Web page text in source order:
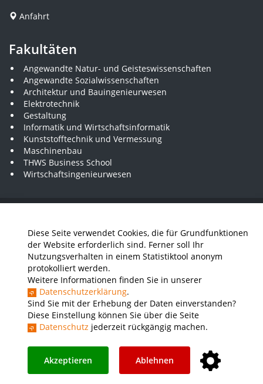
Diese Seite verwendet Cookies, die für Grundfunktionen
der Website erforderlich sind. Ferner soll Ihr
Nutzungsverhalten in einem Statistiktool anonym
protokolliert werden.
Weitere Informationen finden Sie in unserer
Datenschutzerklärung.
Sind Sie mit der Erhebung der Daten einverstanden?
Diese Einstellung können Sie über die Seite
Datenschutz jederzeit rückgängig machen.
Akzeptieren Ablehnen
Anfahrt
Fakultäten
Angewandte Natur- und Geisteswissenschaften
Angewandte Sozialwissenschaften
Architektur und Bauingenieurwesen
Elektrotechnik
Gestaltung
Informatik und Wirtschaftsinformatik
Kunststofftechnik und Vermessung
Maschinenbau
THWS Business School
Wirtschaftsingenieurwesen
Instagram YouTube LinkedIn
Impressum Barrierefreiheit Datenschutz